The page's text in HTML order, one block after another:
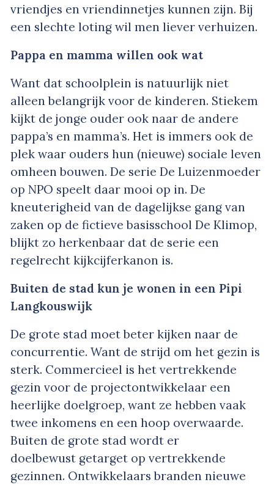
vriendjes en vriendinnetjes kunnen zijn. Bij
een slechte loting wil men liever verhuizen.
Pappa en mamma willen ook wat
Want dat schoolplein is natuurlijk niet
alleen belangrijk voor de kinderen. Stiekem
kijkt de jonge ouder ook naar de andere
pappa’s en mamma’s. Het is immers ook de
plek waar ouders hun (nieuwe) sociale leven
omheen bouwen. De serie De Luizenmoeder
op NPO speelt daar mooi op in. De
kneuterigheid van de dagelijkse gang van
zaken op de fictieve basisschool De Klimop,
blijkt zo herkenbaar dat de serie een
regelrecht kijkcijferkanon is.
Buiten de stad kun je wonen in een Pipi
Langkouswijk
De grote stad moet beter kijken naar de
concurrentie. Want de strijd om het gezin is
sterk. Commercieel is het vertrekkende
gezin voor de projectontwikkelaar een
heerlijke doelgroep, want ze hebben vaak
twee inkomens en een hoop overwaarde.
Buiten de grote stad wordt er
doelbewust getarget op vertrekkende
gezinnen. Ontwikkelaarsbranden nieuwe